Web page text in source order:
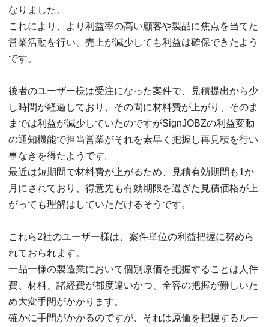
なりました。
これにより、より利益率の高い顧客や製品に焦点を当てた
営業活動を行い、売上が減少しても利益は確保できたよう
です。
後者のユーザー様は受注になった案件で、見積提出から少
し時間が経過しており、その間に材料費が上がり、そのま
までは利益が減少していたのですがSignJOBZの利益変動
の通知機能で担当営業がそれを素早く把握し再見積を行い
事なきを得たようです。
最近は短期間で材料費が上がるため、見積有効期間も1か
月にされており、得意先も有効期限を過ぎた見積価格が上
がっても理解はしていただけるそうです。
これら2社のユーザー様は、案件単位の利益把握に努めら
れておられます。
一品一様の製造業において個別原価を把握することは人件
費、材料、諸経費が都度違いかつ、全容の把握が難しいた
め大変手間がかかります。
確かに手間がかかるのですが、それは原価を把握するルー